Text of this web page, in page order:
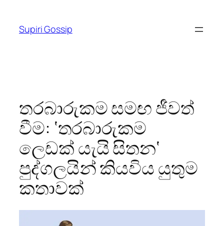
content
Supiri Gossip
තරබාරුකම සමඟ ජීවත්
වීම: ‘තරබාරුකම
ලෙඩක් යැයි සිතන‘
පුද්ගලයින් කියවිය යුතුම
කතාවක්